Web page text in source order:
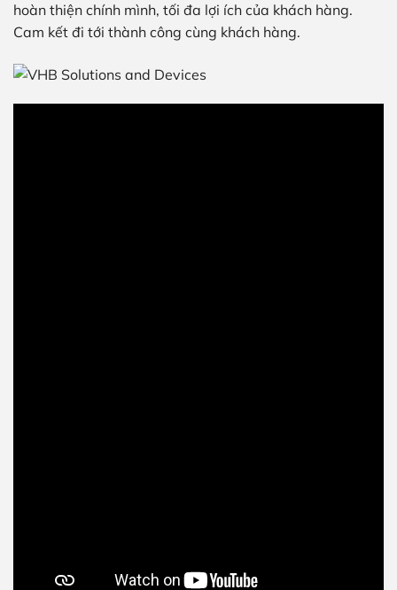
hoàn thiện chính mình, tối đa lợi ích của khách hàng.
Cam kết đi tới thành công cùng khách hàng.